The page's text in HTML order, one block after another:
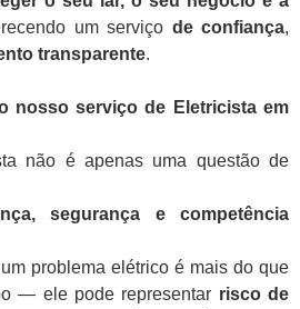
um serviço de confiança,
transparente.
nosso serviço de Eletricista em
não é apenas uma questão de
segurança e competência
problema elétrico é mais do que
— ele pode representar risco de